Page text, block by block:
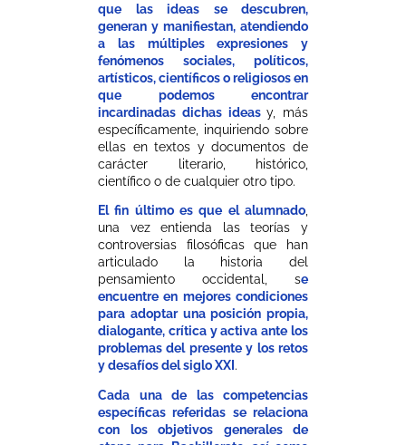
que las ideas se descubren,
generan y manifiestan, atendiendo
a las múltiples expresiones y
fenómenos sociales, políticos,
artísticos, científicos o religiosos en
que podemos encontrar
incardinadas dichas ideasy, más
específicamente, inquiriendo sobre
ellas en textos y documentos de
carácter literario, histórico,
científico o de cualquier otro tipo.
El fin último es que el alumnado
una vez entienda las teorías y
controversias filosóficas que han
articulado la historia del
pensamiento occidental, se
encuentre en mejores condiciones
para adoptar una posición propia,
dialogante, crítica y activa ante los
problemas del presente y los retos
y desafíos del siglo XXI .
Cada una de las competencias
específicas referidas se relaciona
con los objetivos generales de